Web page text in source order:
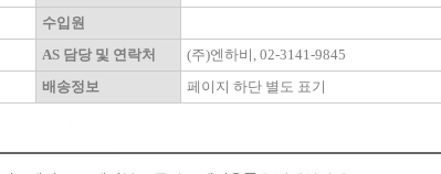
수입원
AS 담당 및 연락처
(주)엔하비, 02-3141-9845
배송정보 페이지 하단 별도 표기